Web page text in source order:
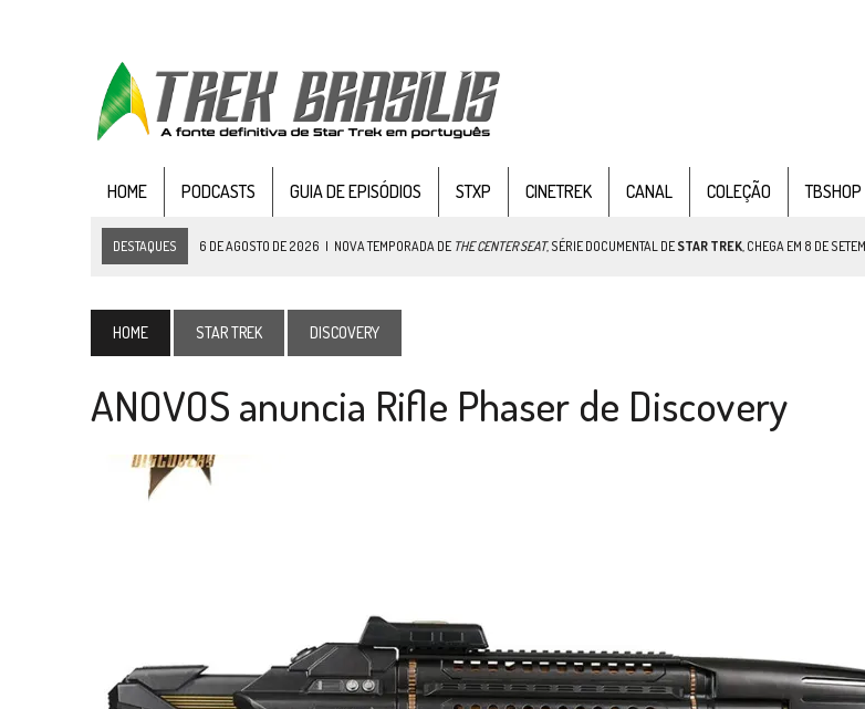
HOME PODCASTS GUIA DE EPISÓDIOS STXP CINETREK CANAL COLEÇÃO TBSHOP
DESTAQUES 6 DE AGOSTO DE 2026 | NOVA TEMPORADA DE THE CENTER SEAT, SÉRIE DOCUMENTAL DE STAR TREK, CHEGA EM 8 DE
3 DE AGOSTO DE 2026 | VEJA FOTOS DO TERCEIRO EPISÓDIO DA 4ª TEMPORADA DE STRANGE NEW WORDS
3 DE AGOSTO DE 2026 PARAMOUNT E CBS DERRUBAM NOVO VÍDEO DO FILME DE FÃS AXANAR HORAS APÓS ESTREIA
1 DE AGOSTO DE 2026
31 DE JULHO DE 2026
HOME STAR TREK DISCOVERY
ANOVOS anuncia Rifle Phaser de Discovery